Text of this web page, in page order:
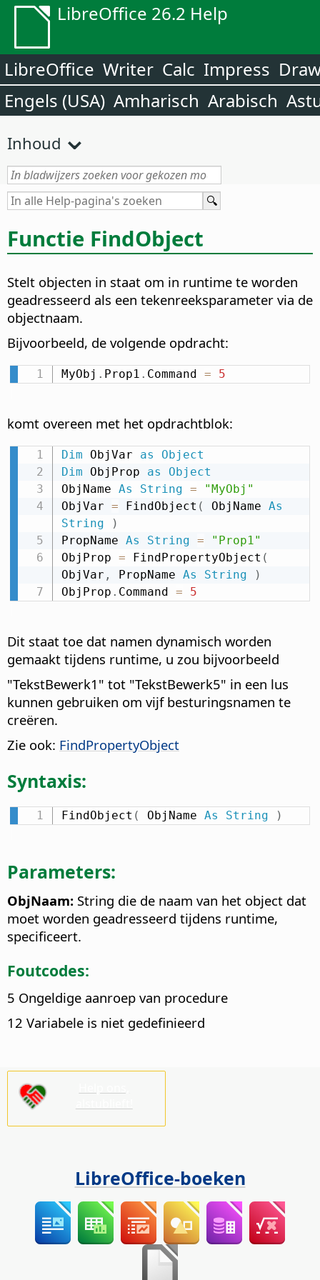
LibreOffice 26.2 Help
LibreOffice Writer Calc Impress
Engels (USA) Amharisch Arabisch
Inhoud
Functie FindObject
Stelt objecten in staat om in runtime te worden
geadresseerd als een tekenreeksparameter via de
objectnaam.
Bijvoorbeeld, de volgende opdracht:
MyObj . Prop1 . Command = 5
komt overeen met het opdrachtblok:
Dim ObjVar as
Object
Dim ObjProp as
Object
ObjName As String =
"MyObj"
ObjVar = FindObject ( ObjName As
String
)
PropName As String =
"Prop1"
ObjProp = FindPropertyObject (
ObjVar , PropName As String
)
ObjProp . Command = 5
Dit staat toe dat namen dynamisch worden
gemaakt tijdens runtime, u zou bijvoorbeeld
"TekstBewerk1" tot "TekstBewerk5" in een lus
kunnen gebruiken om vijf besturingsnamen te
creëren.
Zie ook: FindPropertyObject
Syntaxis:
FindObject ( ObjName As String )
Parameters:
ObjNaam: String die de naam van het object dat
moet worden geadresseerd tijdens runtime,
specificeert.
Foutcodes:
5 Ongeldige aanroep van procedure
12 Variabele is niet gedefinieerd
LibreOffice-boeken